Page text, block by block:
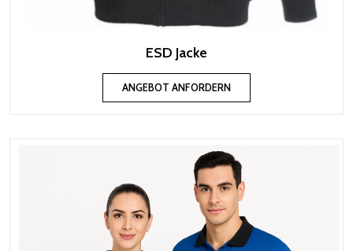
ESD Jacke
ANGEBOT ANFORDERN